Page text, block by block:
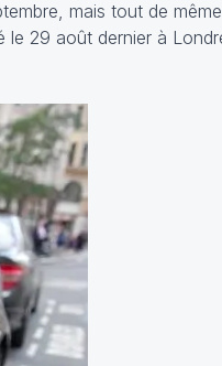
mais tout de
29 août dernier à